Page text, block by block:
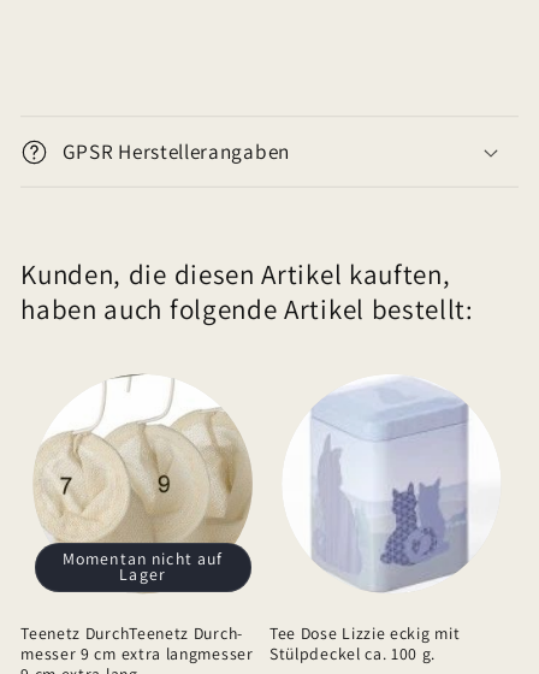
n
a
p
a
GPSR Herstellerangaben
Kunden, die diesen Artikel kauften,
haben auch folgende Artikel bestellt:
Momentan nicht auf
Lager
Teenetz DurchTeenetz Durch-
messer 9 cm extra langmesser
Tee Dose Lizzie eckig mit
Stülpdeckel ca. 100 g.